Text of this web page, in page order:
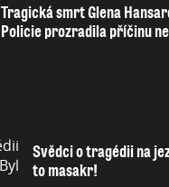
Tragická smrt Glena
Policie prozradila příčinu
Svědci o tragédii na
to masakr!